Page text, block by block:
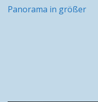
Panorama in größer